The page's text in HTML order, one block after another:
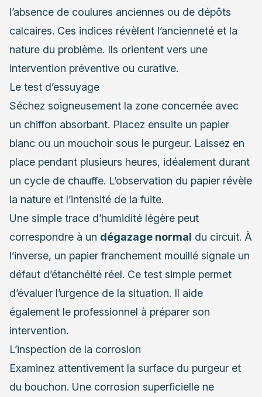
l’absence de coulures anciennes ou de dépôts
calcaires. Ces indices révèlent l’ancienneté et la
nature du problème. Ils orientent vers une
intervention préventive ou curative.
Le test d’essuyage
Séchez soigneusement la zone concernée avec
un chiffon absorbant. Placez ensuite un papier
blanc ou un mouchoir sous le purgeur. Laissez en
place pendant plusieurs heures, idéalement durant
un cycle de chauffe. L’observation du papier révèle
la nature et l’intensité de la fuite.
Une simple trace d’humidité légère peut
correspondre à un dégazage normal du circuit. À
l’inverse, un papier franchement mouillé signale un
défaut d’étanchéité réel. Ce test simple permet
d’évaluer l’urgence de la situation. Il aide
également le professionnel à préparer son
intervention.
L’inspection de la corrosion
Examinez attentivement la surface du purgeur et
du bouchon. Une corrosion superficielle ne